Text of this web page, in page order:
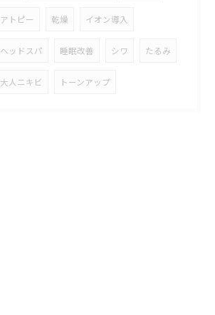
アトピー 乾燥 イオン導入
ヘッドスパ 睡眠改善 シワ たるみ
大人ニキビ トーンアップ